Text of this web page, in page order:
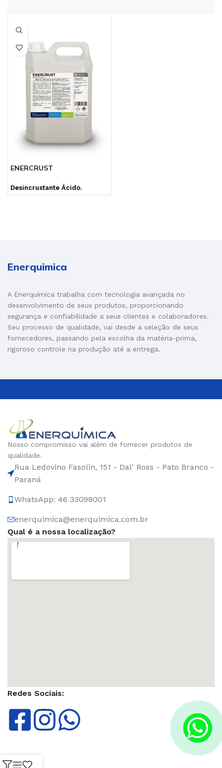
ENERCRUST
Desincrustante Ácido.
Enerquimica
A Enerquímica trabalha com tecnologia avançada no
desenvolvimento de seus produtos, proporcionando
segurança e confiabilidade a seus clientes e colaboradores.
Seu processo de qualidade, vai desde a seleção de seus
fornecedores, passando pela escolha da matéria-prima,
rigoroso controle na produção até a entrega.
Nosso compromisso vai além de fornecer produtos de
qualidade.
Rua Ledovino Fasolin, 151 - Dal' Ross - Pato Branco -
Paraná
WhatsApp: 46 33098001
enerquimica@enerquimica.com.br
Qual é a nossa localização?
Redes Sociais: